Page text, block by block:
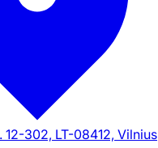
12-302, LT-08412, Vilnius